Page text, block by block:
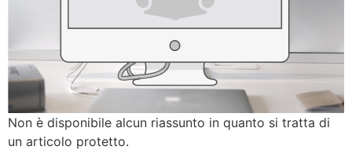
Non è disponibile alcun riassunto in quanto si tratta di
un articolo protetto.